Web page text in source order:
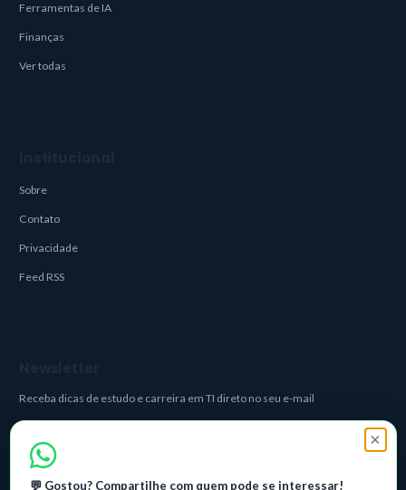
×
💬 Gostou? Compartilhe com quem pode se interessar!
Ferramentas de IA
Finanças
Ver todas
Sobre
Contato
Privacidade
Feed RSS
Receba dicas de estudo e carreira em TI direto no seu e-mail
Quanto é 7 + 6?